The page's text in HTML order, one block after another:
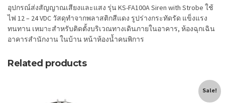
อุปกรณ์ส่งสัญญาณเสียงและแสง รุ่น KS-FA100A Siren with Strobe ใช้
ไฟ 12 – 24 VDC วัสดุทำจากพลาสติกสีแดง รูปร่างกระทัดรัด แข็งแรง
ทนทาน เหมาะสำหรับติดตั้งบริเวณทางเดินภายในอาคาร, ห้องฉุกเฉิน
อาคารสำนักงาน ในบ้าน หน้าห้องน้ำคนพิการ
Related products
Sale!